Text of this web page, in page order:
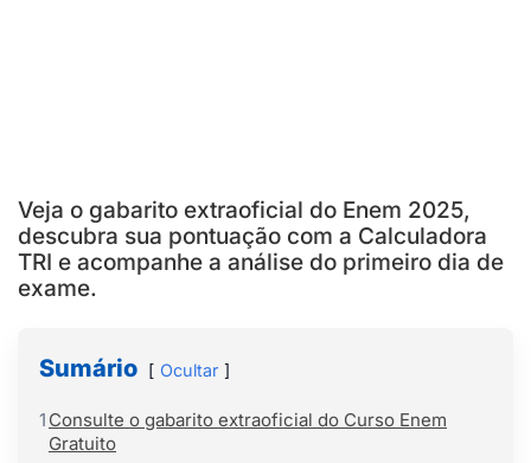
Veja o gabarito extraoficial do Enem 2025,
descubra sua pontuação com a Calculadora
TRI e acompanhe a análise do primeiro dia de
exame.
Sumário Ocultar
1 Consulte o gabarito extraoficial do Curso Enem
Gratuito